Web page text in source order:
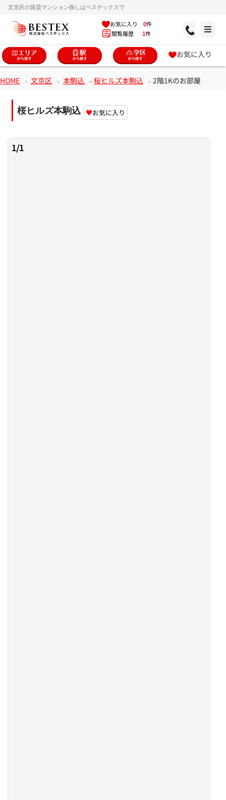
文京区の賃貸マンション探しはベステックスで
お気に入り 0件
閲覧履歴 1件
お気に入り
HOME 文京区 本駒込 桜ヒルズ本駒込 2階1Kのお部屋
桜ヒルズ本駒込 ♥お気に入り
1/1